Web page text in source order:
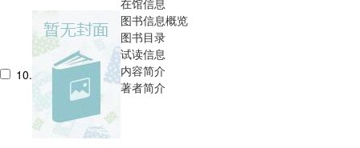
10.
图书信息概览
图书目录
试读信息
内容简介
著者简介